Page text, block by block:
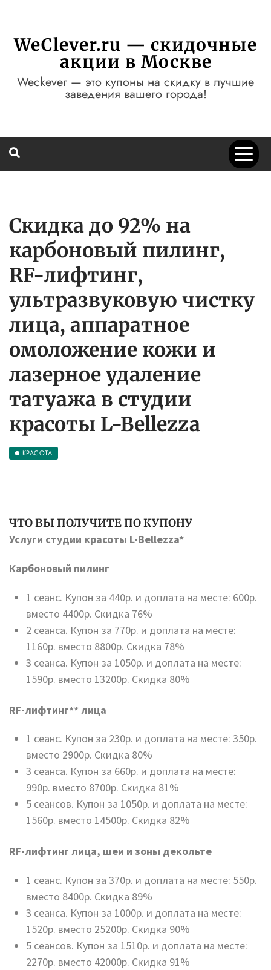
содержимому
WeClever.ru — скидочные
акции в Москве
Weckever — это купоны на скидку в лучшие
заведения вашего города!
Скидка до 92% на
карбоновый пилинг,
RF-лифтинг,
ультразвуковую чистку
лица, аппаратное
омоложение кожи и
лазерное удаление
татуажа в студии
красоты L-Bellezza
КРАСОТА
ЧТО ВЫ ПОЛУЧИТЕ ПО КУПОНУ
Услуги студии красоты L-Bellezza*
Карбоновый пилинг
1 сеанс. Купон за 440р. и доплата на месте: 600р.
вместо 4400р. Скидка 76%
2 сеанса. Купон за 770р. и доплата на месте:
1160р. вместо 8800р. Скидка 78%
3 сеанса. Купон за 1050р. и доплата на месте:
1590р. вместо 13200р. Скидка 80%
RF-лифтинг** лица
1 сеанс. Купон за 230р. и доплата на месте: 350р.
вместо 2900р. Скидка 80%
3 сеанса. Купон за 660р. и доплата на месте:
990р. вместо 8700р. Скидка 81%
5 сеансов. Купон за 1050р. и доплата на месте:
1560р. вместо 14500р. Скидка 82%
RF-лифтинг лица, шеи и зоны декольте
1 сеанс. Купон за 370р. и доплата на месте: 550р.
вместо 8400р. Скидка 89%
3 сеанса. Купон за 1000р. и доплата на месте:
1520р. вместо 25200р. Скидка 90%
5 сеансов. Купон за 1510р. и доплата на месте:
2270р. вместо 42000р. Скидка 91%